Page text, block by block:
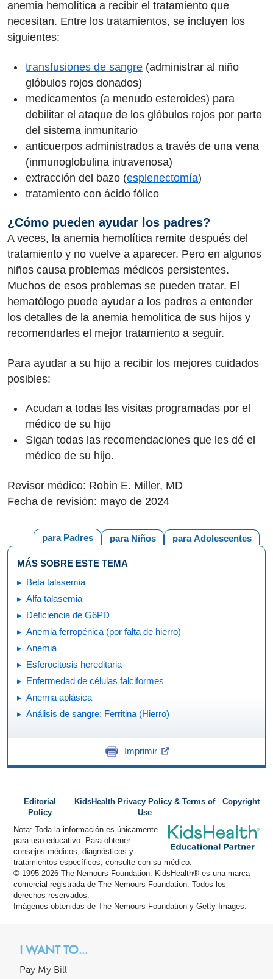
anemia hemolítica a recibir el tratamiento que
necesitan. Entre los tratamientos, se incluyen los
siguientes:
transfusiones de sangre (administrar al niño
glóbulos rojos donados)
medicamentos (a menudo esteroides) para
debilitar el ataque de los glóbulos rojos por parte
del sistema inmunitario
anticuerpos administrados a través de una vena
(inmunoglobulina intravenosa)
extracción del bazo (esplenectomía)
tratamiento con ácido fólico
¿Cómo pueden ayudar los padres?
A veces, la anemia hemolítica remite después del
tratamiento y no vuelve a aparecer. Pero en algunos
niños causa problemas médicos persistentes.
Muchos de esos problemas se pueden tratar. El
hematólogo puede ayudar a los padres a entender
los detalles de la anemia hemolítica de sus hijos y
recomendarles el mejor tratamiento a seguir.
Para ayudar a su hijo a recibir los mejores cuidados
posibles:
Acudan a todas las visitas programadas por el
médico de su hijo
Sigan todas las recomendaciones que les dé el
médico de su hijo.
Revisor médico: Robin E. Miller, MD
Fecha de revisión: mayo de 2024
para Adolescentes
para Niños
para Padres
MÁS SOBRE ESTE TEMA
Beta talasemia
Alfa talasemia
Deficiencia de G6PD
Anemia ferropénica (por falta de hierro)
Anemia
Esferocitosis hereditaria
Enfermedad de células falciformes
Anemia aplásica
Análisis de sangre: Ferritina (Hierro)
Imprimir
Editorial
Policy
KidsHealth Privacy Policy & Terms of
Use
Copyright
Nota: Toda la información es únicamente
para uso educativo. Para obtener
consejos médicos, diagnósticos y
tratamientos específicos, consulte con su médico.
© 1995-2026 The Nemours Foundation. KidsHealth® es una marca
comercial registrada de The Nemours Foundation. Todos los
derechos reservados.
Imágenes obtenidas de The Nemours Foundation y Getty Images.
I WANT TO...
Pay My Bill